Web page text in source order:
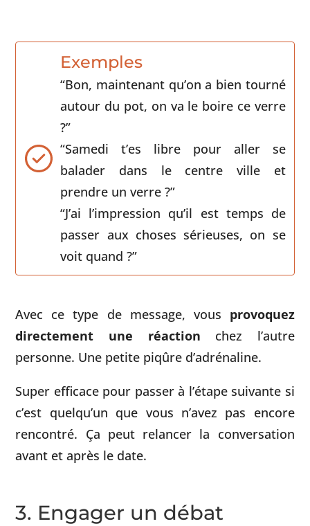
Exemples
“Bon, maintenant qu’on a bien tourné
autour du pot, on va le boire ce verre
?”
“Samedi t’es libre pour aller se
balader dans le centre ville et
prendre un verre ?”
“J’ai l’impression qu’il est temps de
passer aux choses sérieuses, on se
voit quand ?”
Avec ce type de message, vous provoquez
directement une réaction chez l’autre
personne. Une petite piqûre d’adrénaline.
Super efficace pour passer à l’étape suivante si
c’est quelqu’un que vous n’avez pas encore
rencontré. Ça peut relancer la conversation
avant et après le date.
3. Engager un débat